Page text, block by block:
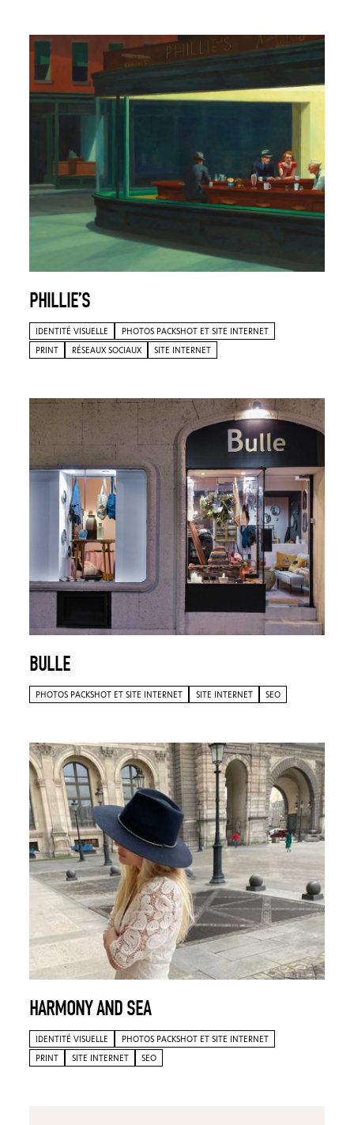
PHILLIE’S
IDENTITÉ VISUELLE
PHOTOS PACKSHOT ET SITE INTERNET
PRINT
RÉSEAUX SOCIAUX SITE INTERNET
BULLE
PHOTOS PACKSHOT ET SITE INTERNET SITE INTERNET SEO
HARMONY AND SEA
IDENTITÉ VISUELLE
PHOTOS PACKSHOT ET SITE INTERNET
PRINT
SITE INTERNET SEO